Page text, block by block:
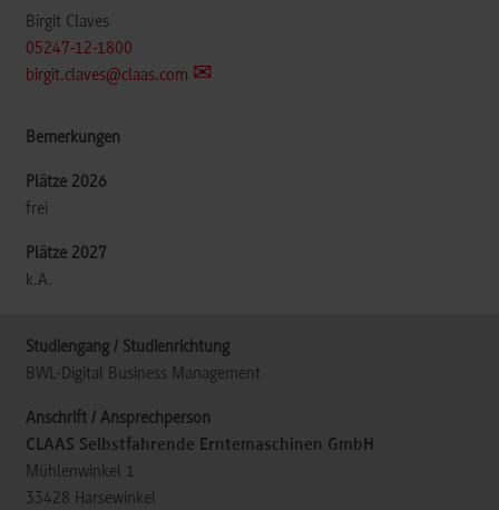
Birgit Claves
05247-12-1800
birgit.claves@claas.com
frei
k.A.
BWL-Digital Business Management
CLAAS Selbstfahrende Erntemaschinen GmbH
Mühlenwinkel 1
33428 Harsewinkel